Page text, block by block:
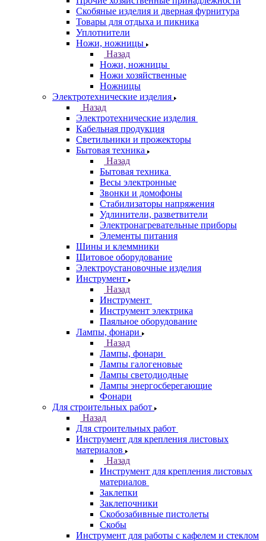
Скобяные изделия и дверная фурнитура
Товары для отдыха и пикника
Уплотнители
Ножи, ножницы
Назад
Ножи, ножницы
Ножи хозяйственные
Ножницы
Электротехнические изделия
Назад
Электротехнические изделия
Кабельная продукция
Светильники и прожекторы
Бытовая техника
Назад
Бытовая техника
Весы электронные
Звонки и домофоны
Стабилизаторы напряжения
Удлинители, разветвители
Электронагревательные приборы
Элементы питания
Шины и клеммники
Щитовое оборудование
Электроустановочные изделия
Инструмент
Назад
Инструмент
Инструмент электрика
Паяльное оборудование
Лампы, фонари
Назад
Лампы, фонари
Лампы галогеновые
Лампы светодиодные
Лампы энергосберегающие
Фонари
Для строительных работ
Назад
Для строительных работ
Инструмент для крепления листовых
материалов
Назад
Инструмент для крепления листовых
материалов
Заклепки
Заклепочники
Скобозабивные пистолеты
Скобы
Инструмент для работы с кафелем и стеклом